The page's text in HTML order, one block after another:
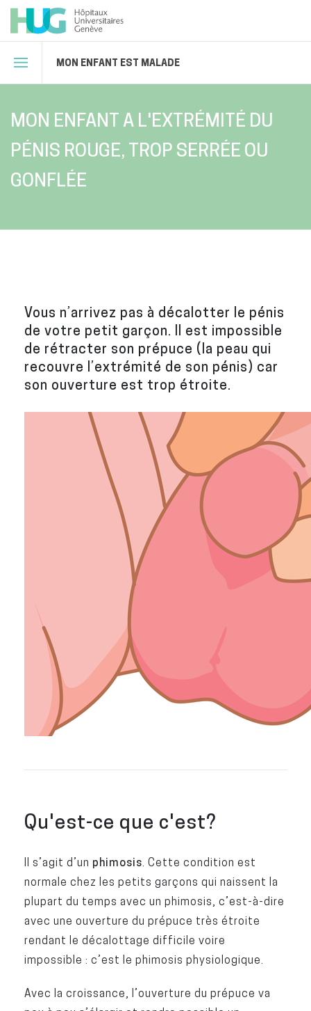
MON ENFANT EST MALADE
MON ENFANT A L'EXTRÉMITÉ DU
PÉNIS ROUGE, TROP SERRÉE OU
GONFLÉE
Vous n’arrivez pas à décalotter le pénis
de votre petit garçon. Il est impossible
de rétracter son prépuce (la peau qui
recouvre l’extrémité de son pénis) car
son ouverture est trop étroite.
Qu'est-ce que c'est?
Il s’agit d’un phimosis . Cette condition est
normale chez les petits garçons qui naissent la
plupart du temps avec un phimosis, c’est-à-dire
avec une ouverture du prépuce très étroite
rendant le décalottage difficile voire
impossible : c’est le phimosis physiologique.
Avec la croissance, l’ouverture du prépuce va